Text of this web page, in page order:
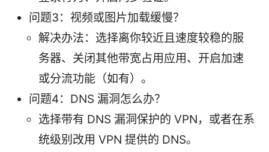
问题3：视频或图片加载缓慢？
解决办法：选择离你较近且速度较稳的服
务器、关闭其他带宽占用应用、开启加速
或分流功能（如有）。
问题4：DNS 漏洞怎么办？
选择带有 DNS 漏洞保护的 VPN，或者在系
统级别改用 VPN 提供的 DNS。